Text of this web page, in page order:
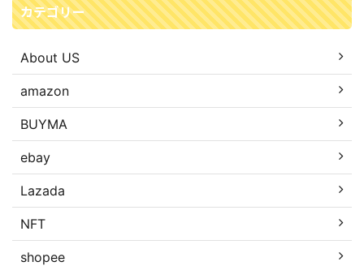
カテゴリー
About US
amazon
BUYMA
ebay
Lazada
NFT
shopee